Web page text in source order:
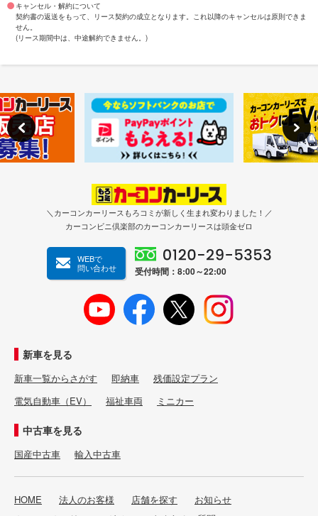
キャンセル・解約について
契約書の返送をもって、リース契約の成立となります。これ以降のキャンセルは原則できま
せん。
(リース期間中は、中途解約できません。)
＼カーコンカーリースもろコミが新しく生まれ変わりました！／
カーコンビニ倶楽部のカーコンカーリースは頭金ゼロ
WEBで
問い合わせ
受付時間：8:00～22:00
新車を見る
新車一覧からさがす 即納車
残価設定プラン
電気自動車（EV）
福祉車両 ミニカー
中古車を見る
国産中古車 輸入中古車
HOME 法人のお客様 店舗を探す
お知らせ